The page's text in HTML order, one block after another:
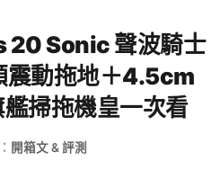
20 Sonic 聲波騎士
震動拖地＋4.5cm
掃拖機皇一次看
開箱文 & 評測